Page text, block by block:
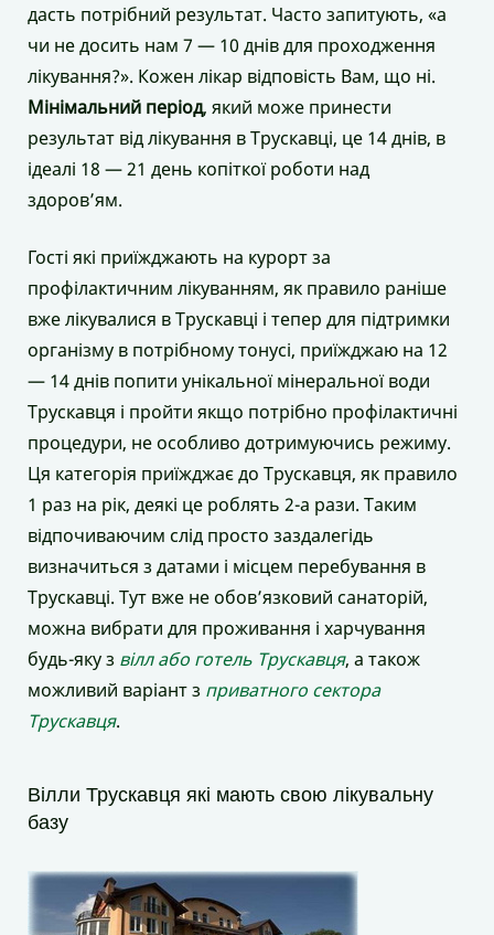
дасть потрібний результат. Часто запитують, «а
чи не досить нам 7 — 10 днів для проходження
лікування?». Кожен лікар відповість Вам, що ні.
Мінімальний період, який може принести
результат від лікування в Трускавці, це 14 днів, в
ідеалі 18 — 21 день копіткої роботи над
здоров’ям.
Гості які приїжджають на курорт за
профілактичним лікуванням, як правило раніше
вже лікувалися в Трускавці і тепер для підтримки
організму в потрібному тонусі, приїжджаю на 12
— 14 днів попити унікальної мінеральної води
Трускавця і пройти якщо потрібно профілактичні
процедури, не особливо дотримуючись режиму.
Ця категорія приїжджає до Трускавця, як правило
1 раз на рік, деякі це роблять 2-а рази. Таким
відпочиваючим слід просто заздалегідь
визначиться з датами і місцем перебування в
Трускавці. Тут вже не обов’язковий санаторій,
можна вибрати для проживання і харчування
будь-яку з вілл або готель Трускавця, а також
можливий варіант з приватного сектора
Трускавця.
Вілли Трускавця які мають свою лікувальну
базу